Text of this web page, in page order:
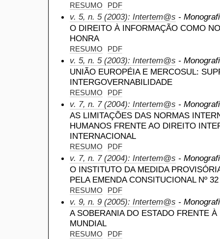
RESUMO PDF
v. 5, n. 5 (2003): Intertem@s -
O DIREITO À INFORMAÇÃO COMO
HONRA
RESUMO PDF
v. 5, n. 5 (2003): Intertem@s -
UNIÃO EUROPÉIA E MERCOSUL:
INTERGOVERNABILIDADE
RESUMO PDF
v. 7, n. 7 (2004): Intertem@s -
AS LIMITAÇÕES DAS NORMAS
HUMANOS FRENTE AO DIREITO
INTERNACIONAL
RESUMO PDF
v. 7, n. 7 (2004): Intertem@s -
O INSTITUTO DA MEDIDA
PELA EMENDA CONSITUCIONAL Nº
RESUMO PDF
v. 9, n. 9 (2005): Intertem@s -
A SOBERANIA DO ESTADO FRENTE
MUNDIAL
RESUMO PDF